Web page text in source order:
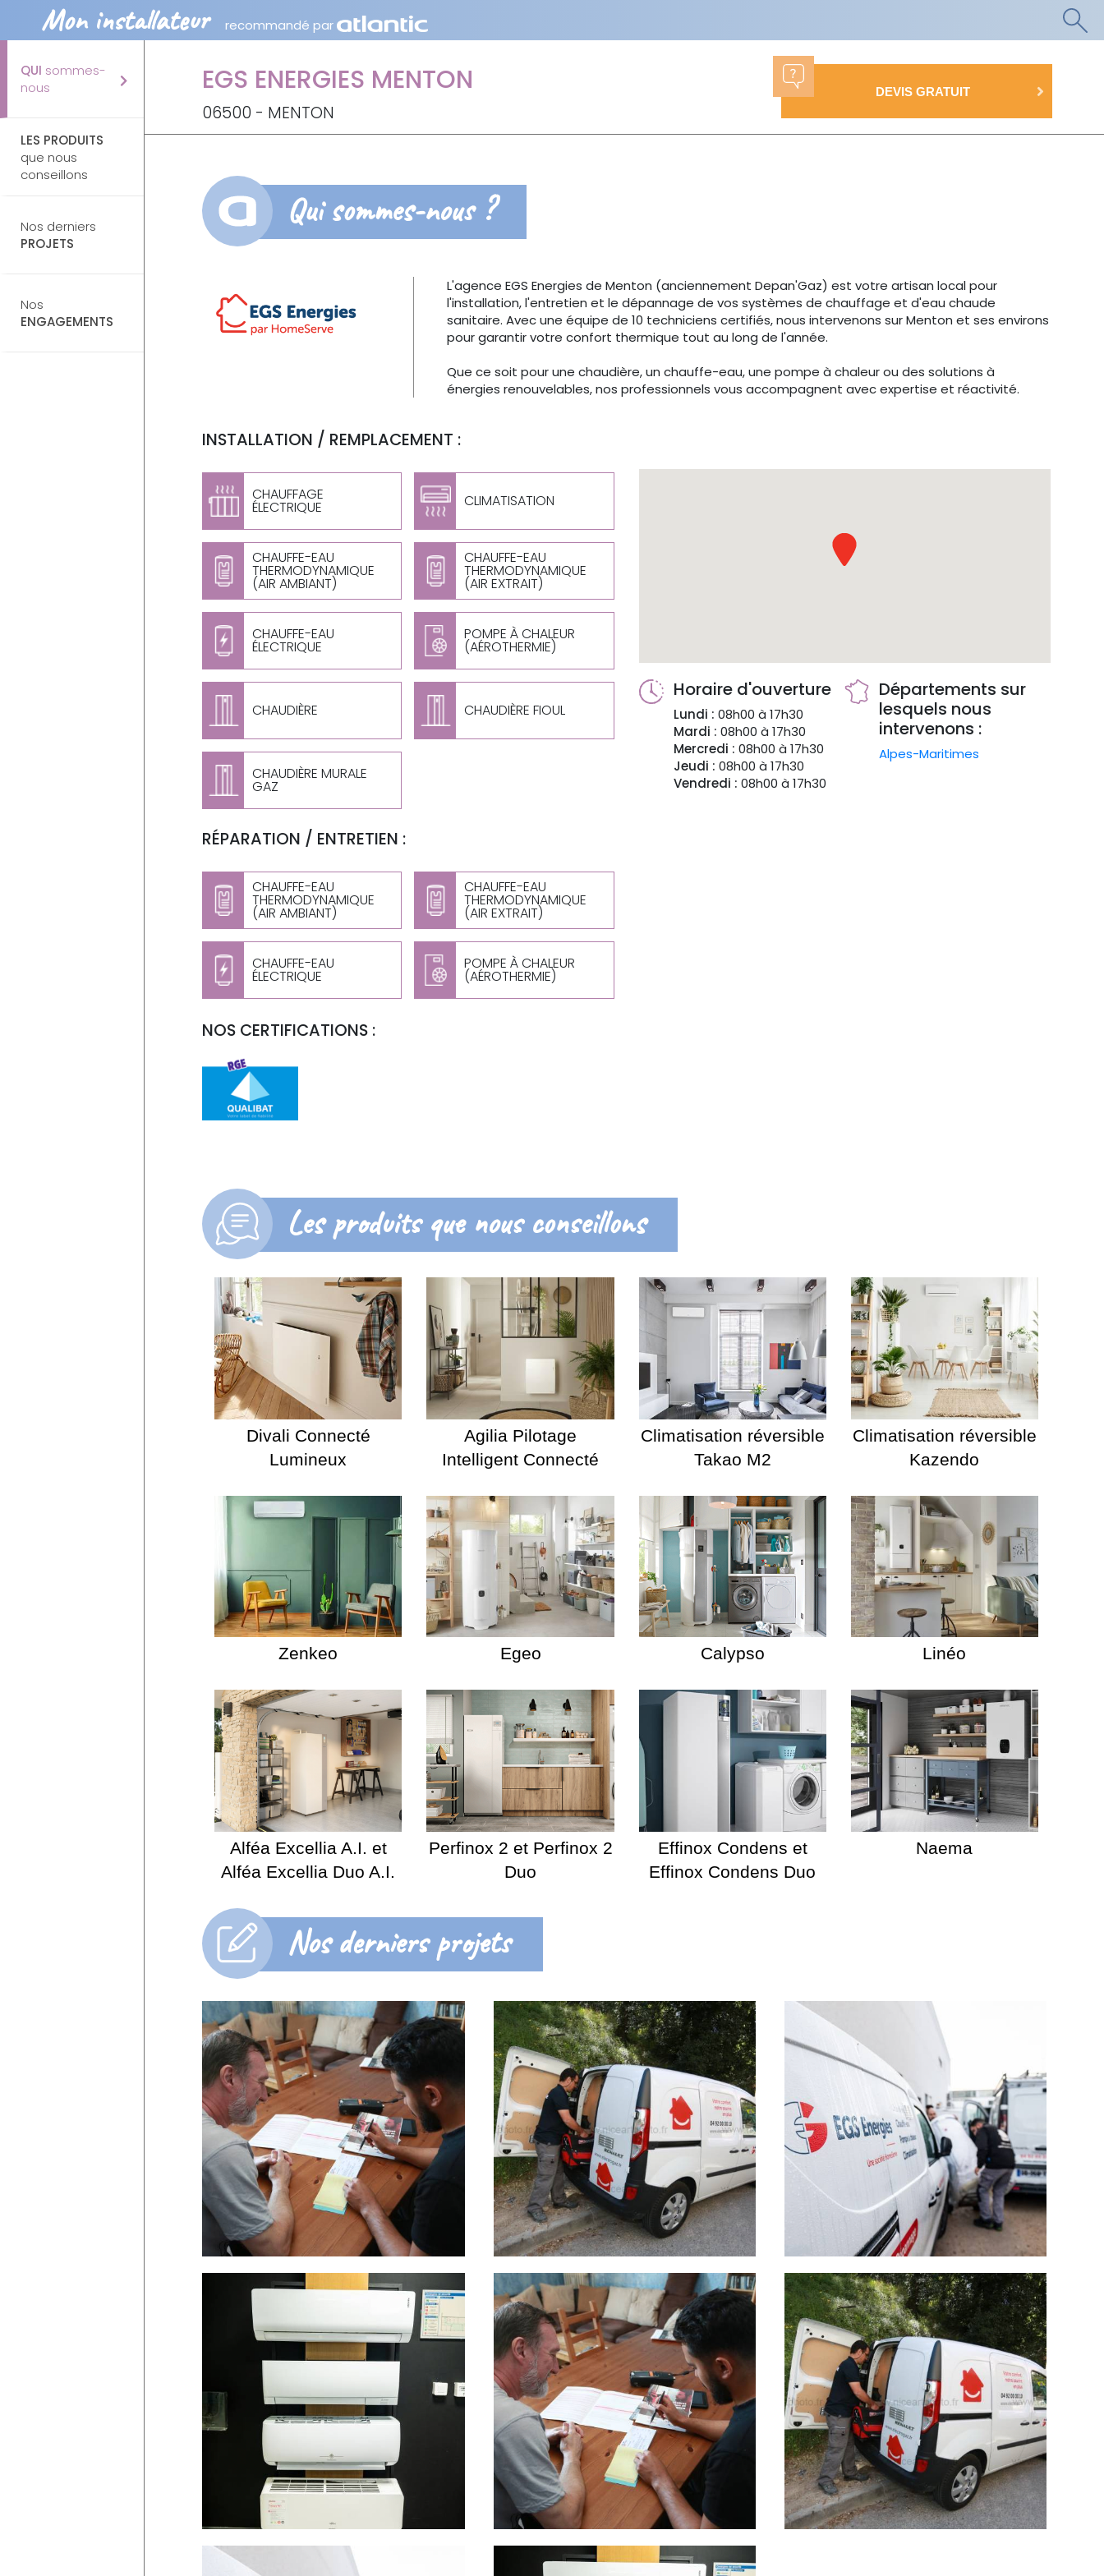
Mon installateur recommandé par
QUI sommes-
nous
LES PRODUITS
que nous
conseillons
Nos derniers
PROJETS
Nos
ENGAGEMENTS
EGS ENERGIES MENTON
06500 - MENTON
DEVIS GRATUIT
Qui sommes-nous ?
L'agence EGS Energies de Menton (anciennement Depan'Gaz) est votre artisan local pour
l'installation, l'entretien et le dépannage de vos systèmes de chauffage et d'eau chaude
sanitaire. Avec une équipe de 10 techniciens certifiés, nous intervenons sur Menton et ses environs
pour garantir votre confort thermique tout au long de l'année.
Que ce soit pour une chaudière, un chauffe-eau, une pompe à chaleur ou des solutions à
énergies renouvelables, nos professionnels vous accompagnent avec expertise et réactivité.
INSTALLATION / REMPLACEMENT :
CHAUFFAGE
ÉLECTRIQUE CLIMATISATION
CHAUFFE-EAU
THERMODYNAMIQUE
(AIR AMBIANT)
CHAUFFE-EAU
THERMODYNAMIQUE
(AIR EXTRAIT)
CHAUFFE-EAU
ÉLECTRIQUE
POMPE À CHALEUR
(AÉROTHERMIE)
CHAUDIÈRE CHAUDIÈRE FIOUL
CHAUDIÈRE MURALE
GAZ
RÉPARATION / ENTRETIEN :
CHAUFFE-EAU
THERMODYNAMIQUE
(AIR AMBIANT)
CHAUFFE-EAU
THERMODYNAMIQUE
(AIR EXTRAIT)
CHAUFFE-EAU
ÉLECTRIQUE
POMPE À CHALEUR
(AÉROTHERMIE)
NOS CERTIFICATIONS :
Horaire d'ouverture
Lundi : 08h00 à 17h30
Mardi : 08h00 à 17h30
Mercredi : 08h00 à 17h30
Jeudi : 08h00 à 17h30
Vendredi : 08h00 à 17h30
Départements sur
lesquels nous
intervenons :
Alpes-Maritimes
Les produits que nous conseillons
Divali Connecté
Lumineux
Agilia Pilotage
Intelligent Connecté
Climatisation réversible
Takao M2
Climatisation réversible
Kazendo
Zenkeo Egeo Calypso Linéo
Alféa Excellia A.I. et
Alféa Excellia Duo A.I.
Perfinox 2 et Perfinox 2
Duo
Effinox Condens et
Effinox Condens Duo
Naema
Nos derniers projets